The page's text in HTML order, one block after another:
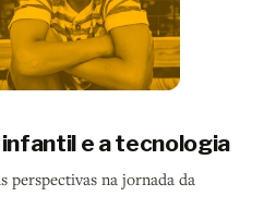
e a tecnologia
perspectivas na jornada da